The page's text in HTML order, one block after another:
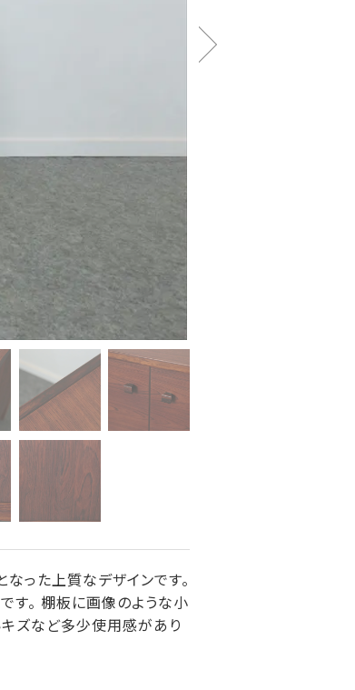
った上質なデザインです。
す。 棚板に画像のような小
ズなど多少使用感があり